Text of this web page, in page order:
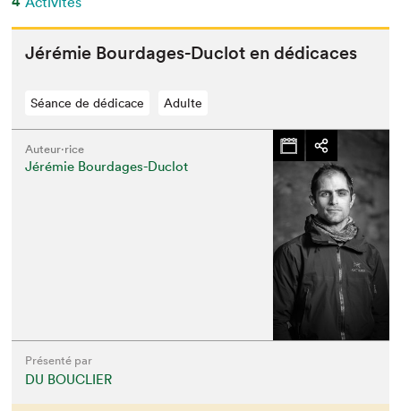
Jérémie Bourdages-Duclot en dédicaces
Séance de dédicace Adulte
Auteur·rice
Jérémie Bourdages-Duclot
Présenté par
DU BOUCLIER